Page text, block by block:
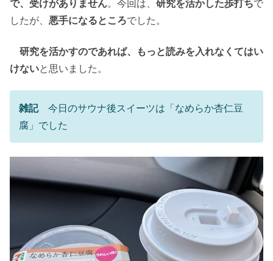
で、受けがありません。今回は、 研究を活かした歩打ちで
したが、 悪手になるところでした。
研究を活かすのであれば、もっと読みを入れなくてはい
けないと思いました。
雑記今日のサウナ後スイーツは「なめらか杏仁豆
腐」でした